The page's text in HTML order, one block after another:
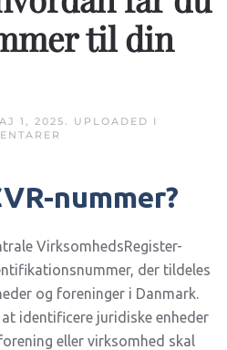
til din
1, 2025. UPLOADED I
–
DU
CVR-
NUMMER
TIL
DIN
FORENING?
nummer?
VirksomhedsRegister-
der tildeles
og foreninger i Danmark.
identificere juridiske enheder
eller virksomhed skal